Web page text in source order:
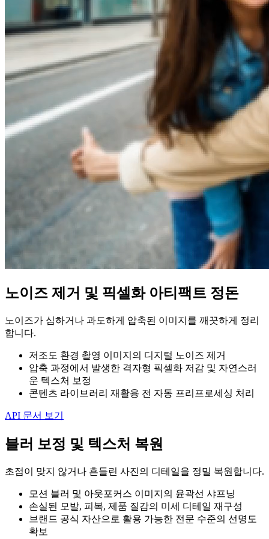
노이즈 제거 및 픽셀화 아티팩트 정돈
노이즈가 심하거나 과도하게 압축된 이미지를 깨끗하게 정리
합니다.
저조도 환경 촬영 이미지의 디지털 노이즈 제거
압축 과정에서 발생한 격자형 픽셀화 저감 및 자연스러
운 텍스처 보정
콘텐츠 라이브러리 재활용 전 자동 프리프로세싱 처리
API 문서 보기
블러 보정 및 텍스처 복원
초점이 맞지 않거나 흔들린 사진의 디테일을 정밀 복원합니다.
모션 블러 및 아웃포커스 이미지의 윤곽선 샤프닝
손실된 모발, 피복, 제품 질감의 미세 디테일 재구성
브랜드 공식 자산으로 활용 가능한 전문 수준의 선명도
확보